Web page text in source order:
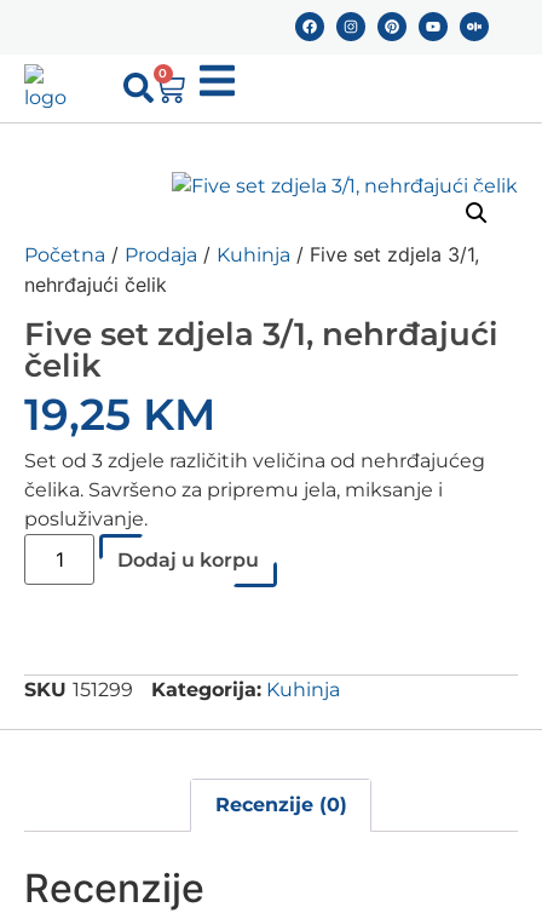
0
Početna / Prodaja / Kuhinja / Five set zdjela 3/1,
nehrđajući čelik
Five set zdjela 3/1, nehrđajući
čelik
19,25 KM
Set od 3 zdjele različitih veličina od nehrđajućeg
čelika. Savršeno za pripremu jela, miksanje i
posluživanje.
Dodaj u korpu
SKU 151299 Kategorija: Kuhinja
Recenzije (0)
Recenzije